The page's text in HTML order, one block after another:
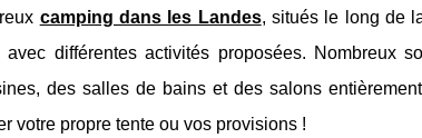
camping dans les Landes, situés le long de
différentes activités proposées. Nombreux
des salles de bains et des salons
votre propre tente ou vos provisions !